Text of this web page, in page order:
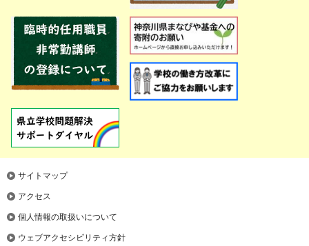
サイトマップ
アクセス
個人情報の取扱いについて
ウェブアクセシビリティ方針